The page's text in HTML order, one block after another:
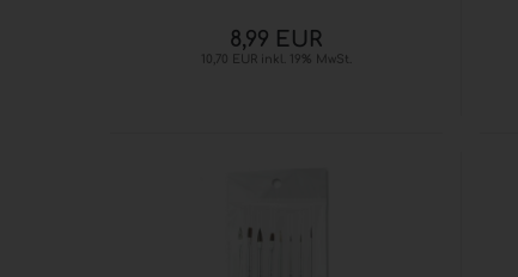
8,99 EUR
10,70 EUR inkl. 19% MwSt.